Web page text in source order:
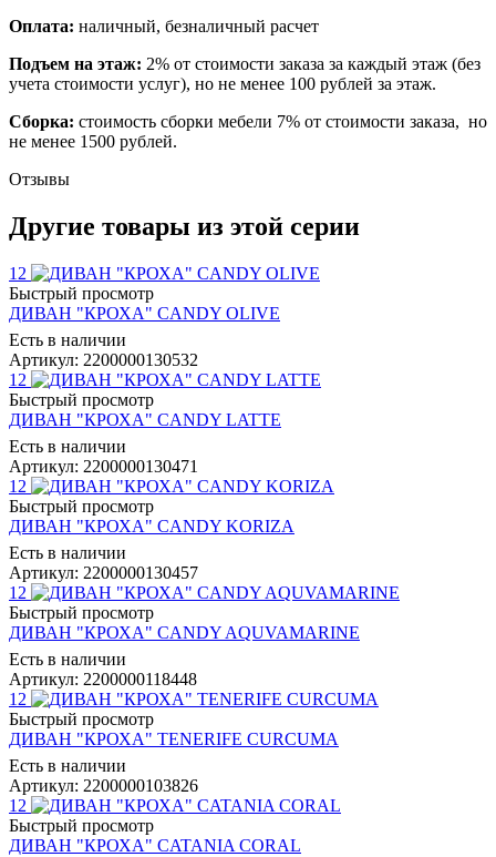
Оплата: наличный, безналичный расчет
Подъем на этаж: 2% от стоимости заказа за каждый этаж (без
учета стоимости услуг), но не менее 100 рублей за этаж.
Сборка: стоимость сборки мебели 7% от стоимости заказа, но
не менее 1500 рублей.
Отзывы
Другие товары из этой серии
12
Быстрый просмотр
ДИВАН "КРОХА" CANDY OLIVE
Есть в наличии
Артикул: 2200000130532
12
Быстрый просмотр
ДИВАН "КРОХА" CANDY LATTE
Есть в наличии
Артикул: 2200000130471
12
Быстрый просмотр
ДИВАН "КРОХА" CANDY KORIZA
Есть в наличии
Артикул: 2200000130457
12
Быстрый просмотр
ДИВАН "КРОХА" CANDY AQUVAMARINE
Есть в наличии
Артикул: 2200000118448
12
Быстрый просмотр
ДИВАН "КРОХА" TENERIFE CURCUMA
Есть в наличии
Артикул: 2200000103826
12
Быстрый просмотр
ДИВАН "КРОХА" CATANIA CORAL